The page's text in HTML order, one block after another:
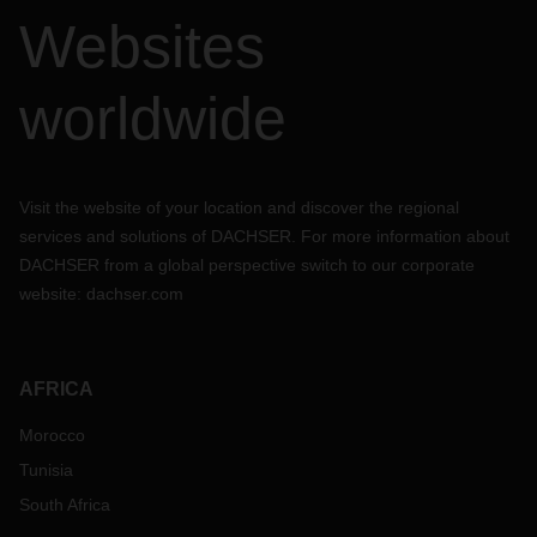
chaîne d'approvisionnement aussi fluide que possible,
veuillez noter que les autres unités de la chaîne
capacité. Les transporteurs et les terminaux reprennent
progressivement leurs activités avec du personnel réduit.
Manque de camions, il n'y a qu'un nombre limité
d'entreprises de camionnage ayant reçu des permis pour
reprendre l'exploitation;
renforcement de la réglementation sur la route;
peut affecter la livraison au port de Shanghai et à
l'aéroport de Shanghai Pudong;
Un certificat de transport est nécessaire pour que les
Websites
worldwide
Visit the website of your location and discover the regional
services and solutions of DACHSER. For more information about
DACHSER from a global perspective switch to our corporate
website: dachser.com
AFRICA
Morocco
Tunisia
South Africa